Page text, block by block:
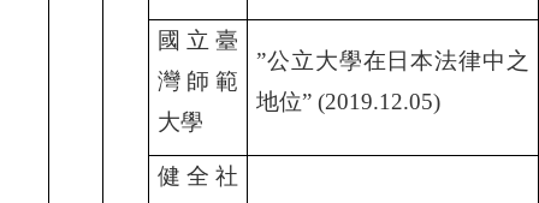
國立臺
灣師範
大學
”公立大學在日本法律中之
地位” (2019.12.05)
健全社